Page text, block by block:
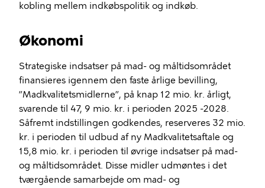
kobling mellem indkøbspolitik og indkøb.
Økonomi
Strategiske indsatser på mad- og måltidsområdet
finansieres igennem den faste årlige bevilling,
”Madkvalitetsmidlerne”, på knap 12 mio. kr. årligt,
svarende til 47, 9 mio. kr. i perioden 2025 -2028.
Såfremt indstillingen godkendes, reserveres 32 mio.
kr. i perioden til udbud af ny Madkvalitetsaftale og
15,8 mio. kr. i perioden til øvrige indsatser på mad-
og måltidsområdet. Disse midler udmøntes i det
tværgående samarbejde om mad- og